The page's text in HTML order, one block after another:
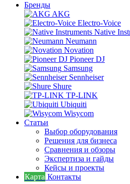
Бренды
AKG
Electro-Voice
Native
Neumann
Novation
Pioneer DJ
Samsung
Sennheiser
Shure
TP-LINK
Ubiquiti
Wisycom
Статьи
Выбор оборудования
Решения для бизнеса
Сравнения и обзоры
Экспертиза и гайды
Кейсы и проекты
Карта Контакты